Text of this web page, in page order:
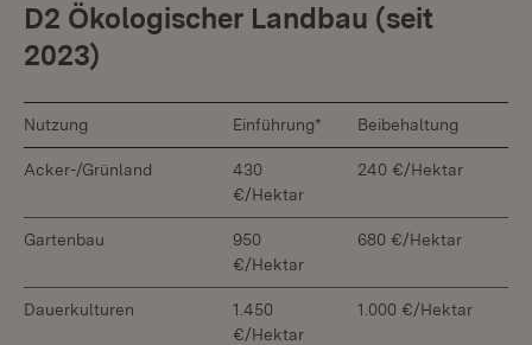
D2 Ökologischer Landbau (seit
2023)
Nutzung Einführung* Beibehaltung
Acker-/Grünland
430
€/Hektar
240 €/Hektar
Gartenbau
950
€/Hektar
680 €/Hektar
Dauerkulturen
1.450
€/Hektar
1.000 €/Hektar